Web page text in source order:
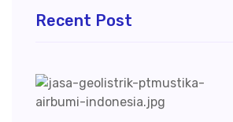
Recent Post